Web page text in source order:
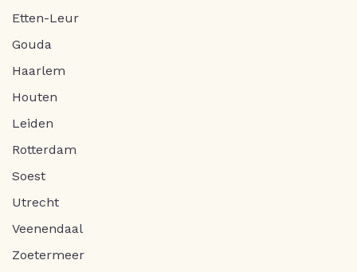
Etten-Leur
Gouda
Haarlem
Houten
Leiden
Rotterdam
Soest
Utrecht
Veenendaal
Zoetermeer